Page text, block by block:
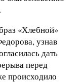
«Хлебной»
узнав
дать
перед
происходило